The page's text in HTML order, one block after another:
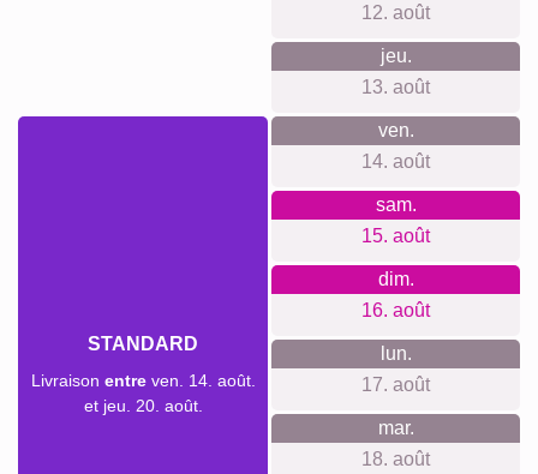
12. août
jeu.
13. août
STANDARD
Livraison entreven. 14. août.
et jeu. 20. août.
ven.
14. août
sam.
15. août
dim.
16. août
lun.
17. août
mar.
18. août